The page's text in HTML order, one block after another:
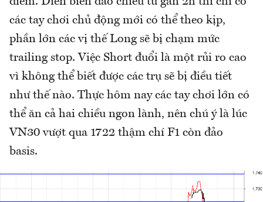
các tay chơi chủ động mới có thể theo kịp,
phần lớn các vị thế Long sẽ bị chạm mức
trailing stop. Việc Short đuổi là một rủi ro cao
vì không thể biết được các trụ sẽ bị điều tiết
như thế nào. Thực hôm nay các tay chơi lớn có
thể ăn cả hai chiều ngon lành, nên chú ý là lúc
VN30 vượt qua 1722 thậm chí F1 còn đảo
basis.